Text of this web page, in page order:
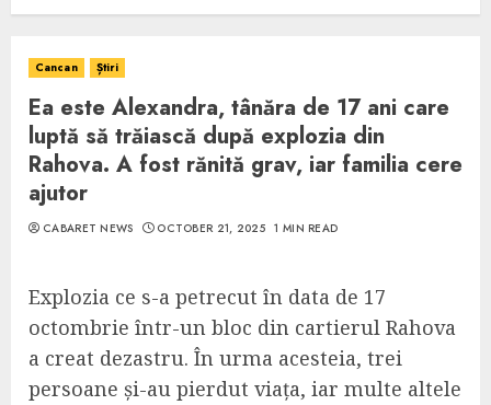
Cancan Știri
Ea este Alexandra, tânăra de 17 ani care
luptă să trăiască după explozia din
Rahova. A fost rănită grav, iar familia cere
ajutor
CABARET NEWS OCTOBER 21, 2025 1 MIN READ
Explozia ce s-a petrecut în data de 17
octombrie într-un bloc din cartierul Rahova
a creat dezastru. În urma acesteia, trei
persoane și-au pierdut viața, iar multe altele